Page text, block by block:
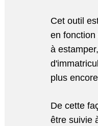
Cet outil
en
à
plus
De cette
être suivie